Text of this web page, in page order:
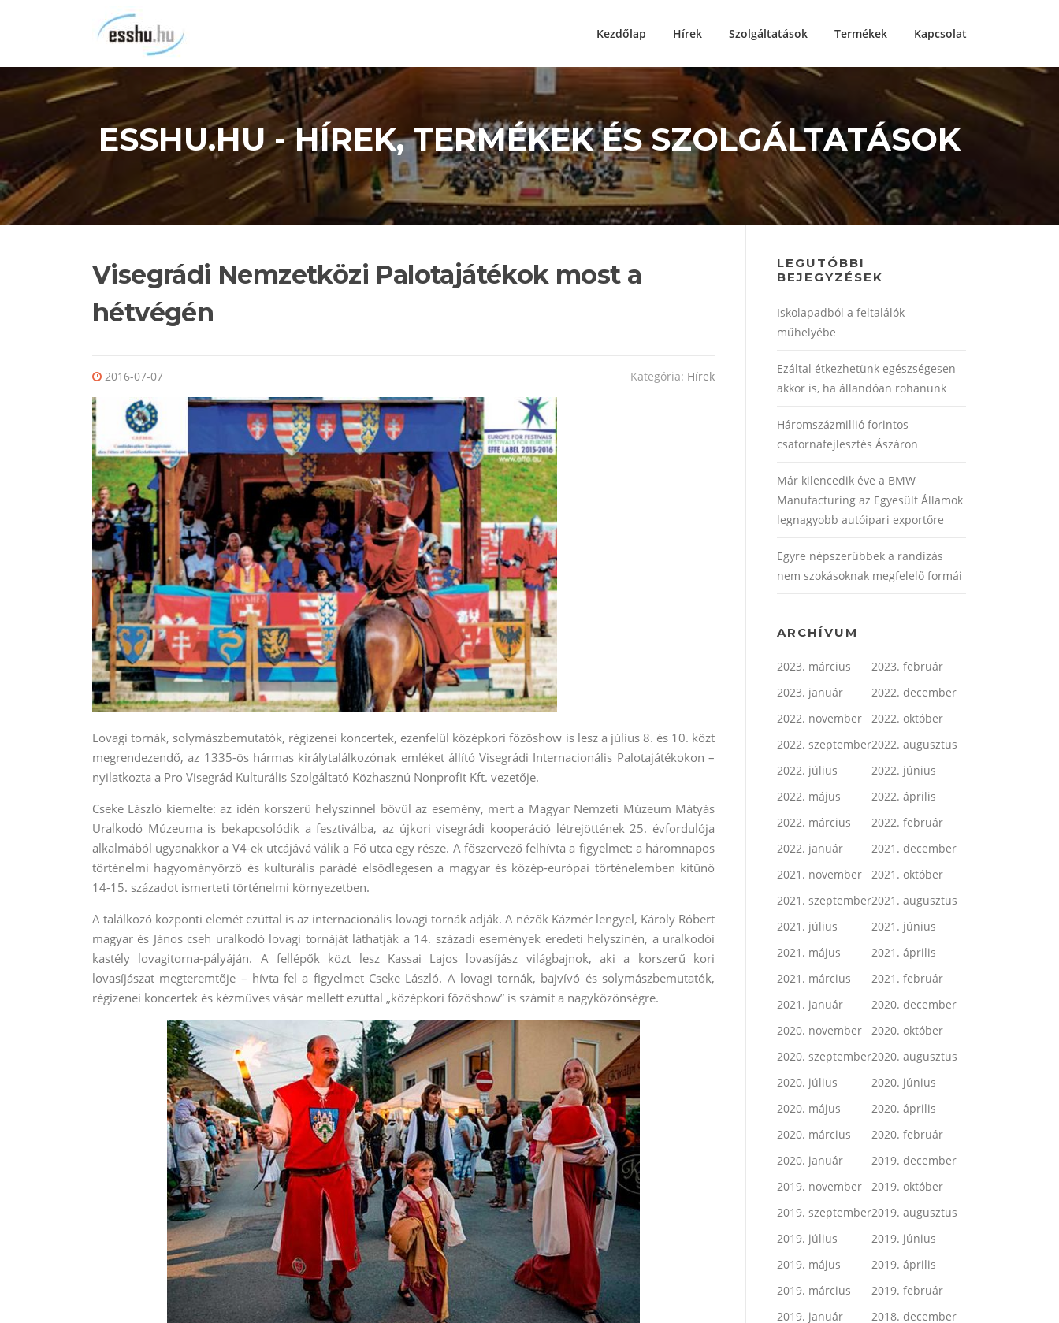
Kezdőlap Hírek Szolgáltatások Termékek Kapcsolat
ESSHU.HU - HÍREK, TERMÉKEK ÉS SZOLGÁLTATÁSOK
Visegrádi Nemzetközi Palotajátékok most a
hétvégén
2016-07-07 Kategória: Hírek
Lovagi tornák, solymászbemutatók, régizenei koncertek, ezenfelül középkori főzőshow is lesz a július 8. és 10. közt
megrendezendő, az 1335-ös hármas királytalálkozónak emléket állító Visegrádi Internacionális Palotajátékokon –
nyilatkozta a Pro Visegrád Kulturális Szolgáltató Közhasznú Nonprofit Kft. vezetője.
Cseke László kiemelte: az idén korszerű helyszínnel bővül az esemény, mert a Magyar Nemzeti Múzeum Mátyás
Uralkodó Múzeuma is bekapcsolódik a fesztiválba, az újkori visegrádi kooperáció létrejöttének 25. évfordulója
alkalmából ugyanakkor a V4-ek utcájává válik a Fő utca egy része. A főszervező felhívta a figyelmet: a háromnapos
történelmi hagyományőrző és kulturális parádé elsődlegesen a magyar és közép-európai történelemben kitűnő
14-15. századot ismerteti történelmi környezetben.
A találkozó központi elemét ezúttal is az internacionális lovagi tornák adják. A nézők Kázmér lengyel, Károly Róbert
magyar és János cseh uralkodó lovagi tornáját láthatják a 14. századi események eredeti helyszínén, a uralkodói
kastély lovagitorna-pályáján. A fellépők közt lesz Kassai Lajos lovasíjász világbajnok, aki a korszerű kori
lovasíjászat megteremtője – hívta fel a figyelmet Cseke László. A lovagi tornák, bajvívó és solymászbemutatók,
régizenei koncertek és kézműves vásár mellett ezúttal „középkori főzőshow” is számít a nagyközönségre.
LEGUTÓBBI
BEJEGYZÉSEK
Iskolapadból a feltalálók
műhelyébe
Ezáltal étkezhetünk egészségesen
akkor is, ha állandóan rohanunk
Háromszázmillió forintos
csatornafejlesztés Ászáron
Már kilencedik éve a BMW
Manufacturing az Egyesült Államok
legnagyobb autóipari exportőre
Egyre népszerűbbek a randizás
nem szokásoknak megfelelő formái
ARCHÍVUM
2023. március
2023. február
2023. január
2022. december
2022. november
2022. október
2022. szeptember2022. augusztus
2022. július
2022. június
2022. május
2022. április
2022. március
2022. február
2022. január
2021. december
2021. november
2021. október
2021. szeptember2021. augusztus
2021. július
2021. június
2021. május
2021. április
2021. március
2021. február
2021. január
2020. december
2020. november
2020. október
2020. szeptember2020. augusztus
2020. július
2020. június
2020. május
2020. április
2020. március
2020. február
2020. január
2019. december
2019. november
2019. október
2019. szeptember2019. augusztus
2019. július
2019. június
2019. május
2019. április
2019. március
2019. február
2019. január
2018. december